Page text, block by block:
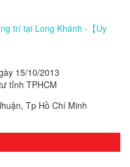
trí tại Long Khánh -【Uy
15/10/2013
tỉnh TPHCM
Tp Hồ Chí Minh